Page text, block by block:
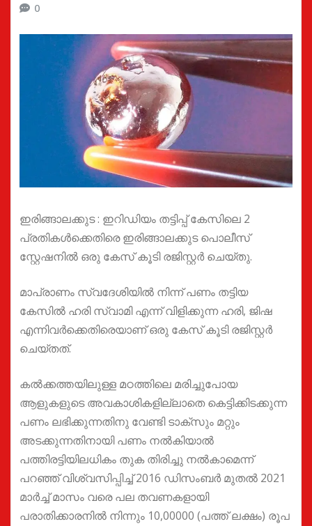
0
ഇരിങ്ങാലക്കുട : ഇറിഡിയം തട്ടിപ്പ് കേസിലെ 2
പ്രതികൾക്കെതിരെ ഇരിങ്ങാലക്കുട പൊലീസ്
സ്റ്റേഷനിൽ ഒരു കേസ് കൂടി രജിസ്റ്റർ ചെയ്തു.
മാപ്രാണം സ്വദേശിയിൽ നിന്ന് പണം തട്ടിയ
കേസിൽ ഹരി സ്വാമി എന്ന് വിളിക്കുന്ന ഹരി, ജിഷ
എന്നിവർക്കെതിരെയാണ് ഒരു കേസ് കൂടി രജിസ്റ്റർ
ചെയ്തത്.
കൽക്കത്തയിലുള്ള മഠത്തിലെ മരിച്ചുപോയ
ആളുകളുടെ അവകാശികളില്ലാതെ കെട്ടിക്കിടക്കുന്ന
പണം ലഭിക്കുന്നതിനു വേണ്ടി ടാക്സും മറ്റും
അടക്കുന്നതിനായി പണം നൽകിയാൽ
പത്തിരട്ടിയിലധികം തുക തിരിച്ചു നൽകാമെന്ന്
പറഞ്ഞ് വിശ്വസിപ്പിച്ച് 2016 ഡിസംബർ മുതൽ 2021
മാർച്ച് മാസം വരെ പല തവണകളായി
പരാതിക്കാരനിൽ നിന്നും 10,00000 (പത്ത് ലക്ഷം) രൂപ